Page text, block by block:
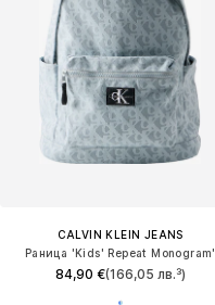
CALVIN KLEIN JEANS
Раница 'Kids' Repeat Monogram'
84,90 €(166,05 лв.³)